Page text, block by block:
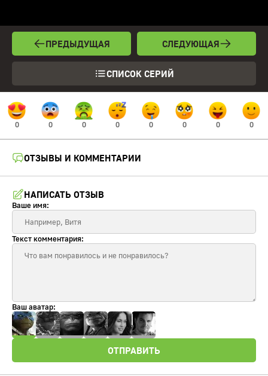
ПРЕДЫДУЩАЯ
СПИСОК СЕРИЙ
СЛЕДУЮЩАЯ
0 0 0 0 0 0 0 0
ОТЗЫВЫ И КОММЕНТАРИИ
НАПИСАТЬ ОТЗЫВ
Ваше имя:
Текст комментария:
Ваш аватар:
ОТПРАВИТЬ